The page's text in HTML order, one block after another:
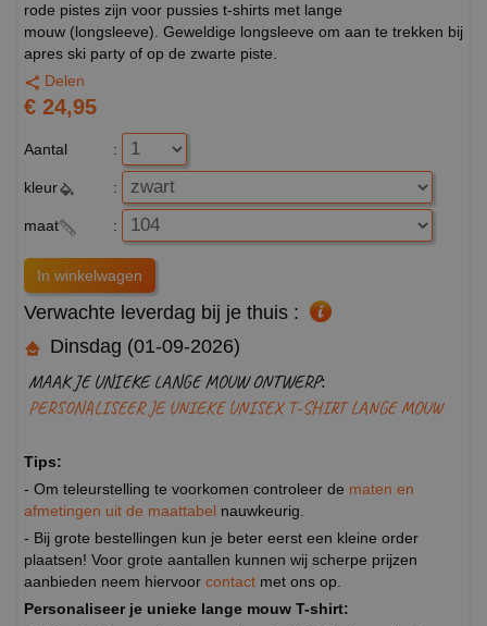
rode pistes zijn voor pussies t-shirts met lange
mouw (longsleeve). Geweldige longsleeve om aan te trekken bij
apres ski party of op de zwarte piste.
Delen
€ 24,95
Aantal :
kleur :
maat :
Verwachte leverdag bij je thuis :
Dinsdag (01-09-2026)
MAAK JE UNIEKE LANGE MOUW ONTWERP:
PERSONALISEER JE UNIEKE UNISEX T-SHIRT LANGE MOUW
Tips:
- Om teleurstelling te voorkomen controleer de maten en
afmetingen uit de maattabel nauwkeurig.
- Bij grote bestellingen kun je beter eerst een kleine order
plaatsen! Voor grote aantallen kunnen wij scherpe prijzen
aanbieden neem hiervoor contact met ons op.
Personaliseer je unieke lange mouw T-shirt: